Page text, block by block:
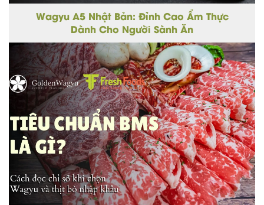
Wagyu A5 Nhật Bản: Đỉnh Cao Ẩm Thực
Dành Cho Người Sành Ăn